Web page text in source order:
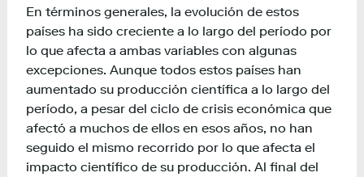
En términos generales, la evolución de estos
países ha sido creciente a lo largo del período por
lo que afecta a ambas variables con algunas
excepciones. Aunque todos estos países han
aumentado su producción científica a lo largo del
período, a pesar del ciclo de crisis económica que
afectó a muchos de ellos en esos años, no han
seguido el mismo recorrido por lo que afecta el
impacto científico de su producción. Al final del